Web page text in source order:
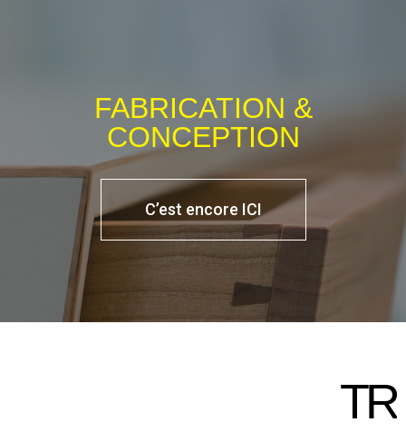
FABRICATION &
CONCEPTION
C’est encore ICI